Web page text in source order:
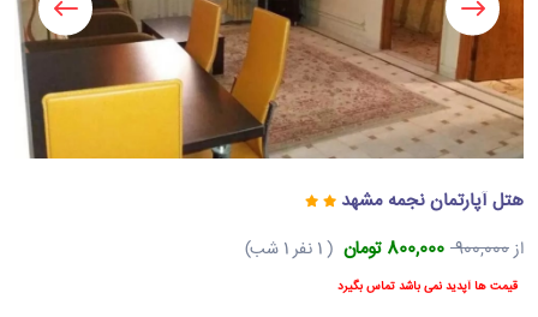
هتل آپارتمان نجمه مشهد
از900,000 800,000 تومان ( 1 نفر 1 شب)
قیمت ها آپدید نمی باشد تماس بگیرد